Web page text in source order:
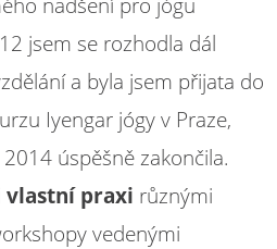
jsem se rozhodla dál
a byla jsem přijata do
Iyengar jógy v Praze,
úspěšně zakončila.
vlastní praxi různými
vedenými